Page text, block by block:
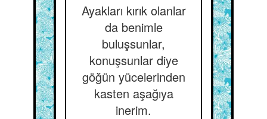
Ayakları kırık olanlar
da benimle
buluşsunlar,
konuşsunlar diye
göğün yücelerinden
kasten aşağıya
inerim.